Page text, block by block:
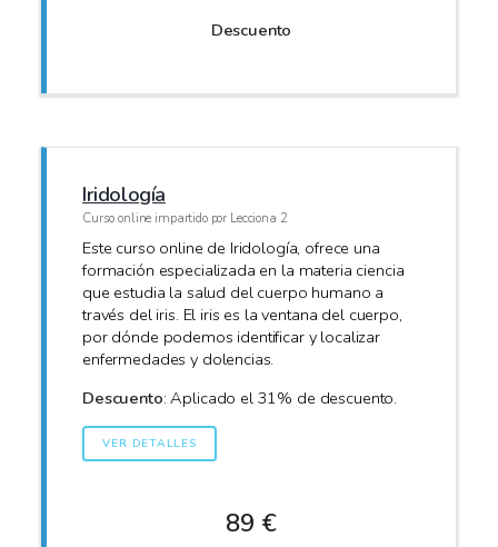
Descuento
Iridología
Curso online impartido por Lecciona 2
Este curso online de Iridología, ofrece una
formación especializada en la materia ciencia
que estudia la salud del cuerpo humano a
través del iris. El iris es la ventana del cuerpo,
por dónde podemos identificar y localizar
enfermedades y dolencias.
Descuento: Aplicado el 31% de descuento.
VER DETALLES
89 €